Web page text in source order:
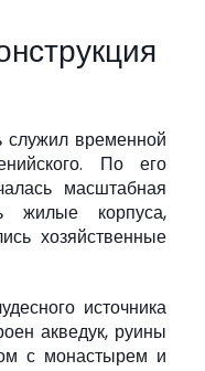
служил временной
По его
масштабная
жилые корпуса,
хозяйственные
источника
акведук, руины
с монастырем и